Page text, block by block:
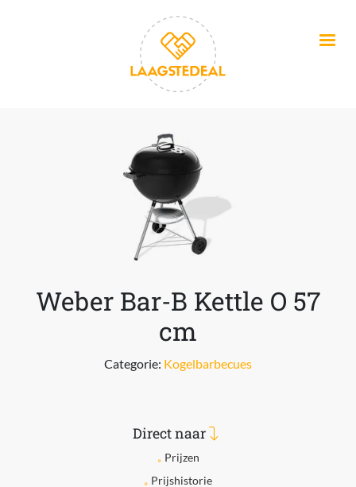
Weber Bar-B Kettle O 57
cm
Categorie: Kogelbarbecues
Direct naar
Prijzen
Prijshistorie